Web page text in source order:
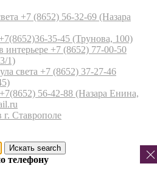
+7 (8652) 56-32-69 (Назара
35-45 (Трунова, 100)
интерьере +7 (8652) 77-00-50
1)
света +7 (8652) 37-27-46
56-42-88 (Назара Енина,
г. Ставрополе
Искать search
телефону